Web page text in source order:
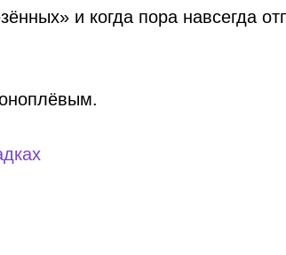
и когда пора навсегда